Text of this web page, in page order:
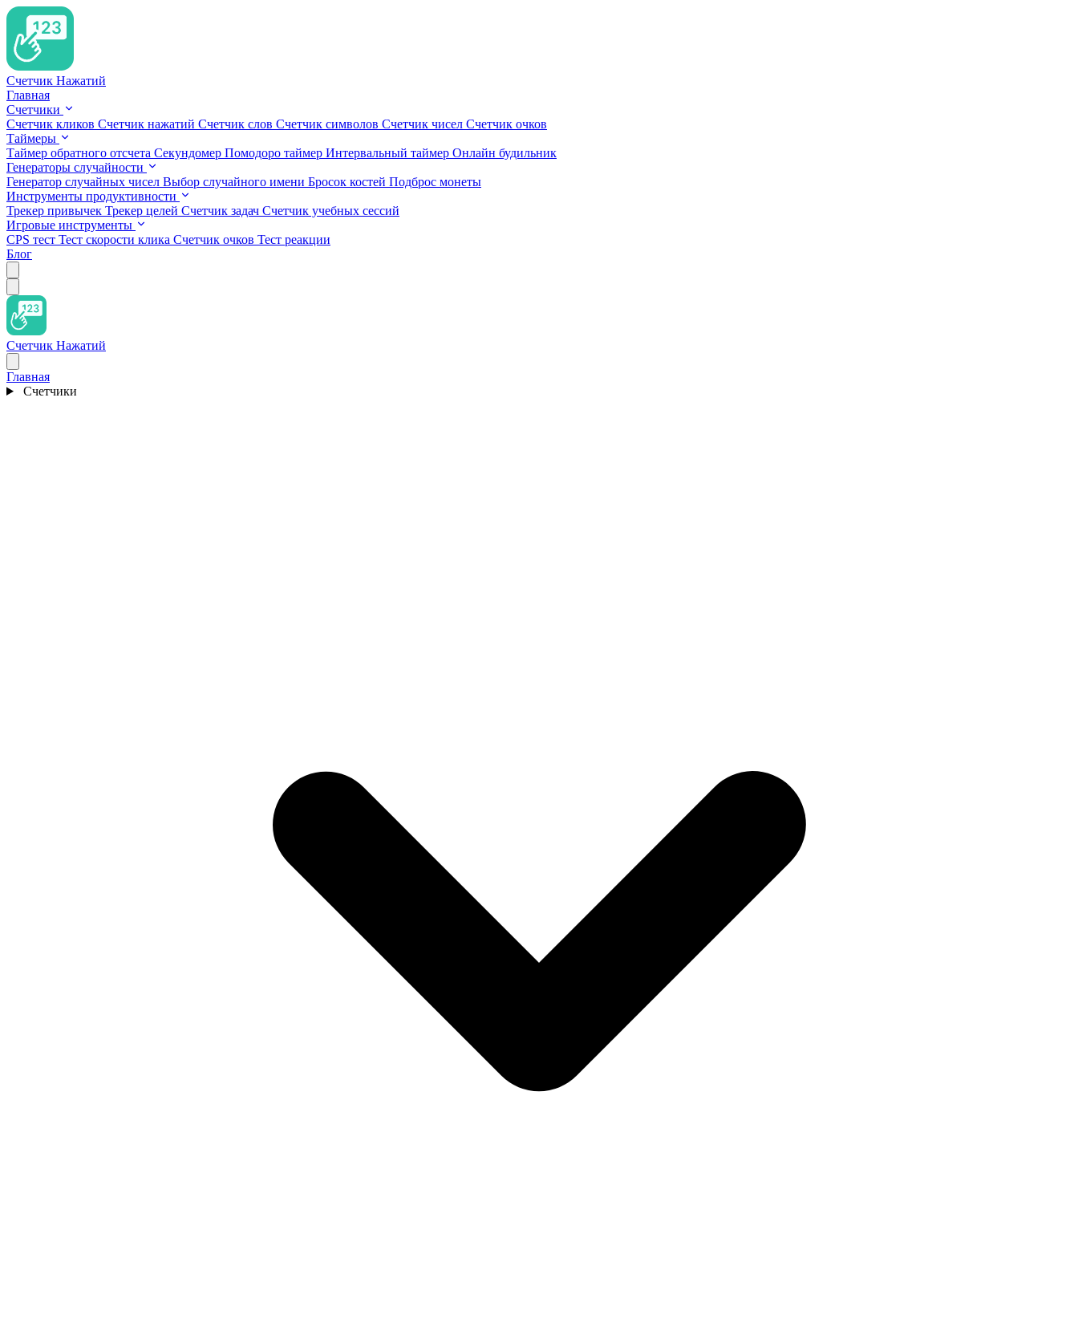
Счетчик Нажатий
Главная
Счетчики
Счетчик кликов Счетчик нажатий Счетчик слов Счетчик символов Счетчик чисел Счетчик очков
Таймеры
Таймер обратного отсчета Секундомер Помодоро таймер Интервальный таймер Онлайн будильник
Генераторы случайности
Генератор случайных чисел Выбор случайного имени Бросок костей Подброс монеты
Инструменты продуктивности
Трекер привычек Трекер целей Счетчик задач Счетчик учебных сессий
Игровые инструменты
CPS тест Тест скорости клика Счетчик очков Тест реакции
Блог
Счетчик Нажатий
Главная
Счетчики